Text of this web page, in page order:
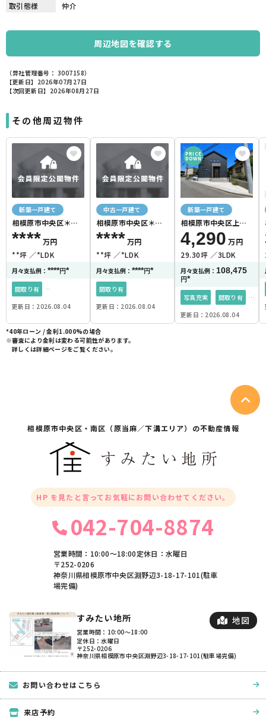
取引態様
仲介
周辺地図を確認する
（弊社管理番号： 3007158）
【更新日】2026年07月27日
【次回更新日】2026年08月27日
その他周辺物件
新築一戸建て
相模原市中央区＊＊
＊＊
****万円
**坪
*LDK
月々支払例： ****円*
間取り有
南面バルコニー
都市ガス 角地
更新日：2026.08.04
中古一戸建て
相模原市中央区＊＊
＊＊
****万円
**坪
*LDK
月々支払例： ****円*
間取り有
更新日：2026.08.04
PRICE
DOWN
新築一戸建て
相模原市中央区上矢
部2丁目
4,290 万円
29.30坪
3LDK
月々支払例： 108,475
円*
写真充実 間取り有
南面バルコニー
更新日：2026.08.04
*40年ローン / 金利1.000%の場合
※審査により金利は変わる可能性があります。
詳しくは詳細ページをご覧ください。
相模原市中央区・ 南区（原当麻／下溝エリア）の不動産情報
HP を見たと言ってお気軽にお問い合わせてください。
042-704-8874
営業時間：10:00〜18:00定休日：水曜日
〒252-0206
神奈川県相模原市中央区淵野辺3-18-17-101(駐車
場完備)
すみたい地所
営業時間：10:00〜18:00
定休日：水曜日
〒252-0206
神奈川県相模原市中央区淵野辺3-18-17-101(駐車場完備)
地図
お問い合わせはこちら
来店予約